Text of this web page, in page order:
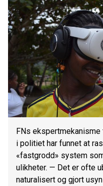
FNs
i politiet har funnet at
«fastgrodd» system
ulikheter. — Det er ofte
naturalisert og gjort